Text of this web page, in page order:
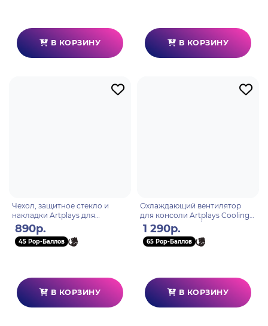
В КОРЗИНУ В КОРЗИНУ
Чехол, защитное стекло и
накладки Artplays для
Nintendo Switch 2 (LF-N032)
890р.
45 Pop-Баллов
В КОРЗИНУ
Охлаждающий вентилятор
для консоли Artplays Cooling
Fan PS5 Slim DE/UHD с USB
1 290р.
65 Pop-Баллов
В КОРЗИНУ